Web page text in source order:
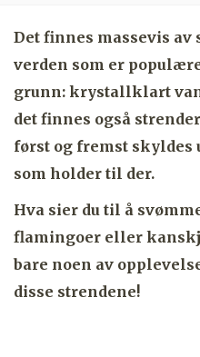
Det finnes massevis av
verden som er
grunn: krystallklart
det finnes også
først og fremst skyldes
som holder til der.
Hva sier du til å
flamingoer eller
bare noen av
disse strendene!